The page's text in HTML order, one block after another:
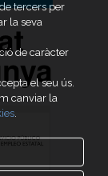
tercers per
la seva
de caràcter
el seu ús.
canviar la
.